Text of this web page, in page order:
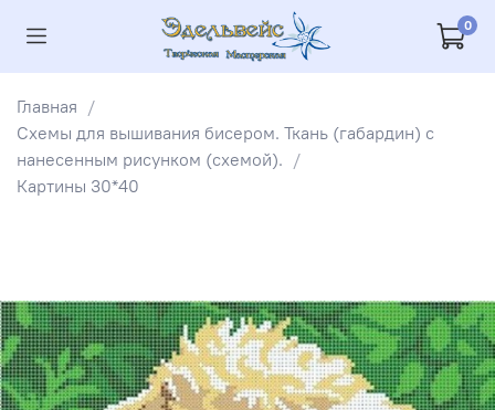
0
Главная
Схемы для вышивания бисером. Ткань (габардин) с
нанесенным рисунком (схемой).
Картины 30*40